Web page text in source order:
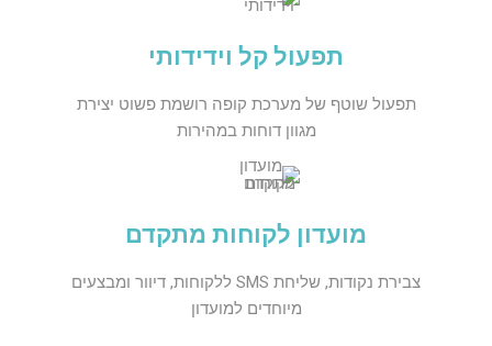
תפעול קל וידידותי
תפעול שוטף של מערכת קופה רושמת פשוט יצירת
מגוון דוחות במהירות
מועדון לקוחות מתקדם
צבירת נקודות, שליחת SMS ללקוחות, דיוור ומבצעים
מיוחדים למועדון